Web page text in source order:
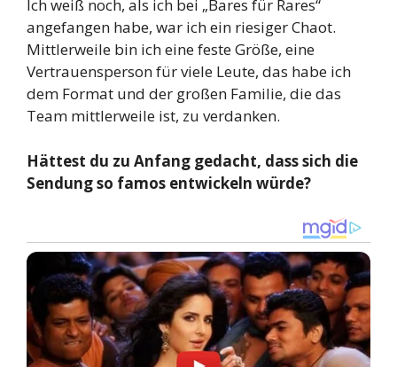
Ich weiß noch, als ich bei „Bares für Rares“
angefangen habe, war ich ein riesiger Chaot.
Mittlerweile bin ich eine feste Größe, eine
Vertrauensperson für viele Leute, das habe ich
dem Format und der großen Familie, die das
Team mittlerweile ist, zu verdanken.
Hättest du zu Anfang gedacht, dass sich die
Sendung so famos entwickeln würde?